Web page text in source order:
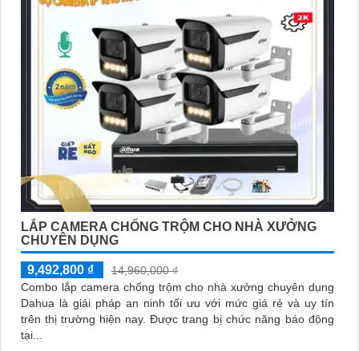
LẮP CAMERA CHỐNG TRỘM CHO NHÀ XƯỞNG
CHUYÊN DỤNG
9,492,800 ₫
14,960,000 ₫
Combo lắp camera chống trộm cho nhà xưởng chuyên dụng
Dahua là giải pháp an ninh tối ưu với mức giá rẻ và uy tín
trên thị trường hiện nay. Được trang bị chức năng báo động
tại...